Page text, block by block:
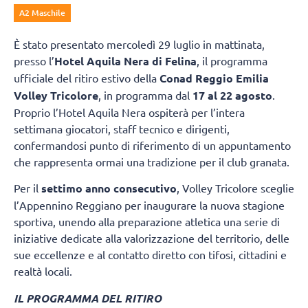
A2 Maschile
È stato presentato mercoledì 29 luglio in mattinata,
presso l’Hotel Aquila Nera di Felina , il programma
ufficiale del ritiro estivo della Conad Reggio Emilia
Volley Tricolore , in programma dal 17 al 22 agosto
Proprio l’Hotel Aquila Nera ospiterà per l’intera
settimana giocatori, staff tecnico e dirigenti,
confermandosi punto di riferimento di un appuntamento
che rappresenta ormai una tradizione per il club granata.
Per il settimo anno consecutivo, Volley Tricolore sceglie
l’Appennino Reggiano per inaugurare la nuova stagione
sportiva, unendo alla preparazione atletica una serie di
iniziative dedicate alla valorizzazione del territorio, delle
sue eccellenze e al contatto diretto con tifosi, cittadini e
realtà locali.
IL PROGRAMMA DEL RITIRO